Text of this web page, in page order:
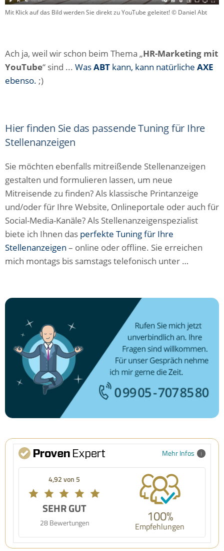
Mit Klick auf das Bild werden Sie direkt zu YouTube geleitet! © Daniel Abt
Ach ja, weil wir schon beim Thema „HR-Marketing mit
YouTube“ sind ... WasABT kann, kann natürliche AXE
ebenso. ;)
Hier finden Sie das passende Tuning für Ihre
Stellenanzeigen
Sie möchten ebenfalls mitreißende Stellenanzeigen
gestalten und formulieren lassen, um neue
Mitreisende zu finden? Als klassische Printanzeige
und/oder für Ihre Website, Onlineportale oder auch für
Social-Media-Kanäle? Als Stellenanzeigenspezialist
biete ich Ihnen das perfekte Tuning für Ihre
Stellenanzeigen – online oder offline. Sie erreichen
mich montags bis samstags telefonisch unter …
Mehr Infos
4,92 von 5
SEHR GUT
28 Bewertungen 100%
Empfehlungen